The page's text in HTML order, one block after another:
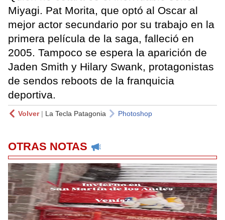
Miyagi. Pat Morita, que optó al Oscar al
mejor actor secundario por su trabajo en la
primera película de la saga, falleció en
2005. Tampoco se espera la aparición de
Jaden Smith y Hilary Swank, protagonistas
de sendos reboots de la franquicia
deportiva.
Volver| La Tecla Patagonia Photoshop
OTRAS NOTAS